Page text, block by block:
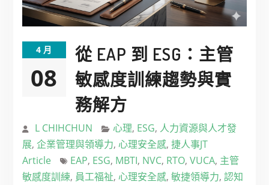
4 月
08
從 EAP 到 ESG：主管
敏感度訓練趨勢與實
務解方
L CHIHCHUN 心理, ESG, 人力資源與人才發
展, 企業管理與領導力, 心理安全感, 捷人事JT
Article
EAP, ESG, MBTI, NVC, RTO, VUCA, 主管
敏感度訓練, 員工福祉, 心理安全感, 敏捷領導力, 認知